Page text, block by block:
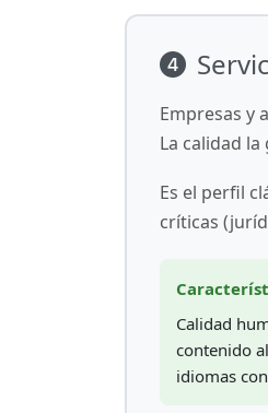
Empresas y
La calidad
Es el perfil
críticas
Calidad
contenido
idiomas